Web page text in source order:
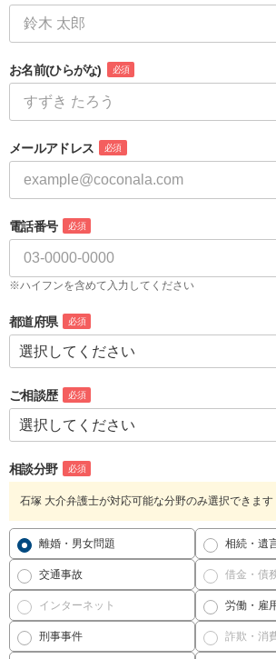
お名前(ひらがな) 必須
メールアドレス 必須
電話番号 必須
※ハイフンを含めて入力してください
都道府県 必須
ご相談歴 必須
相談分野 必須
石塚 大介弁護士が対応可能な分野のみ選択できます
離婚・男女問題 相続・遺
交通事故 借金・債
インターネット 労働・雇
刑事事件 詐欺・消